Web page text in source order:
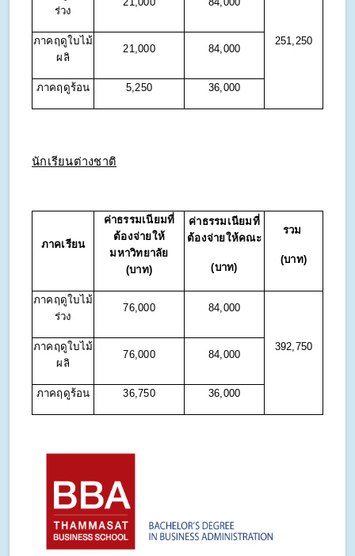
ร่วง
251,250
ภาคฤดูใบไม้
ผลิ
21,000 84,000
ภาคฤดูร้อน 5,250 36,000
นักเรียนต่างชาติ
ภาคเรียน
ค่าธรรมเนียมที่
ต้องจ่ายให้
มหาวิทยาลัย
(บาท)
ค่าธรรมเนียมที่
ต้องจ่ายให้คณะ
(บาท)
รวม
(บาท)
ภาคฤดูใบไม้
ร่วง
76,000 84,000
392,750
ภาคฤดูใบไม้
ผลิ
76,000 84,000
ภาคฤดูร้อน 36,750 36,000